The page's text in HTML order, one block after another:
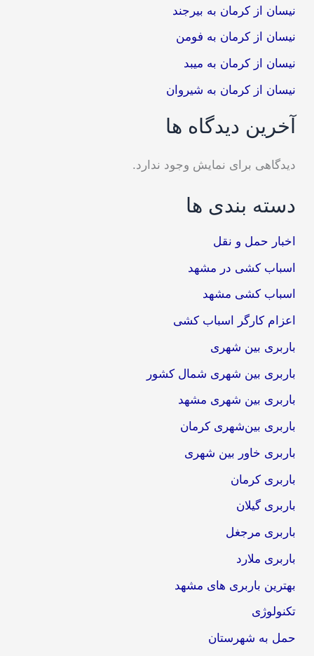
نیسان از کرمان به بیرجند
نیسان از کرمان به فومن
نیسان از کرمان به میبد
نیسان از کرمان به شیروان
آخرین دیدگاه ها
دیدگاهی برای نمایش وجود ندارد.
دسته بندی ها
اخبار حمل و نقل
اسباب کشی در مشهد
اسباب کشی مشهد
اعزام کارگر اسباب کشی
باربری بین شهری
باربری بین شهری شمال کشور
باربری بین شهری مشهد
باربری بین‌شهری کرمان
باربری خاور بین شهری
باربری کرمان
باربری گیلان
باربری مرجغل
باربری ملارد
بهترین باربری های مشهد
تکنولوژی
حمل به شهرستان